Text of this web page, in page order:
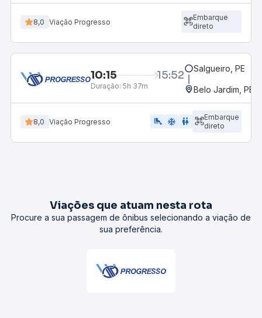
8,0 Viação Progresso
Embarque
direto
10:15 15:52
Duração: 5h 37m
Salgueiro, PE
Belo Jardim, PE
8,0 Viação Progresso airline_seat_legroom_extra ac_unit wc
Embarque
direto
Viações que atuam nesta rota
Procure a sua passagem de ônibus selecionando a viação de
sua preferência.